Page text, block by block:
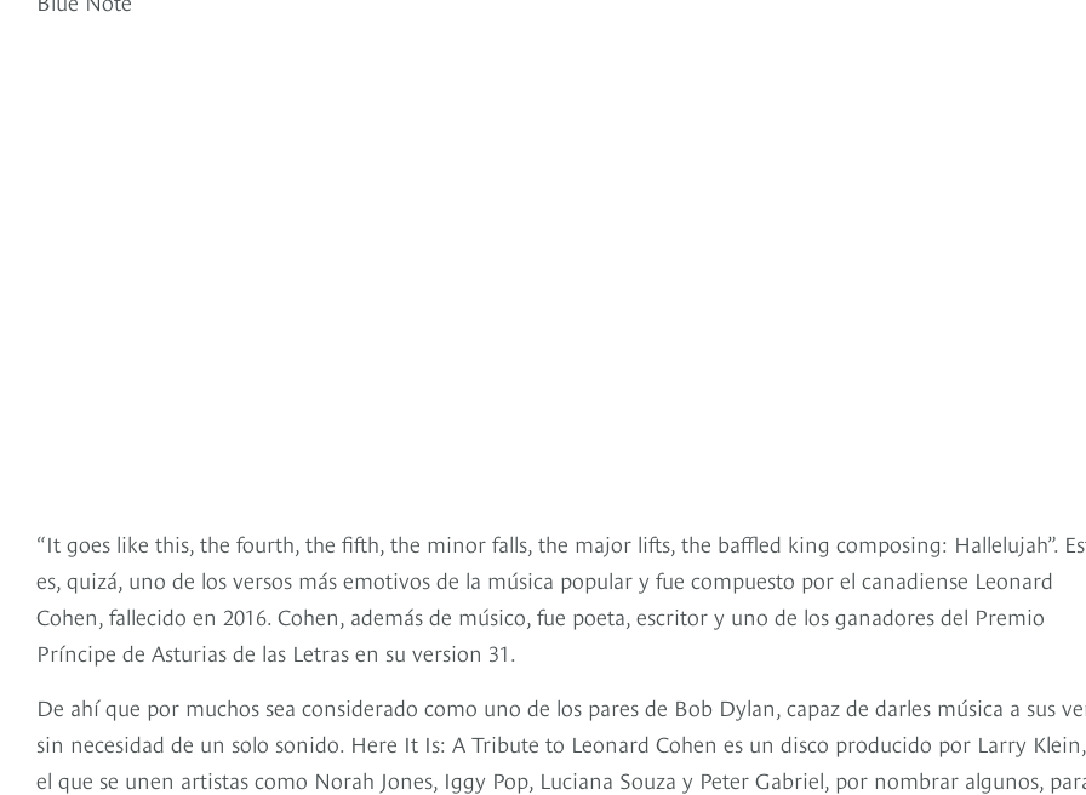
“It goes like this, the fourth, the fifth, the minor falls, the major lifts, the baffled king composing: Hallelujah”.
es, quizá, uno de los versos más emotivos de la música popular y fue compuesto por el canadiense Leonard
Cohen, fallecido en 2016. Cohen, además de músico, fue poeta, escritor y uno de los ganadores del Premio
Príncipe de Asturias de las Letras en su version 31.
De ahí que por muchos sea considerado como uno de los pares de Bob Dylan, capaz de darles música a sus
sin necesidad de un solo sonido. Here It Is: A Tribute to Leonard Cohen es un disco producido por Larry
el que se unen artistas como Norah Jones, Iggy Pop, Luciana Souza y Peter Gabriel, por nombrar algunos,